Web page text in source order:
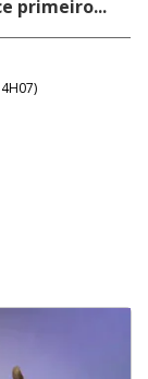
primeiro...
)